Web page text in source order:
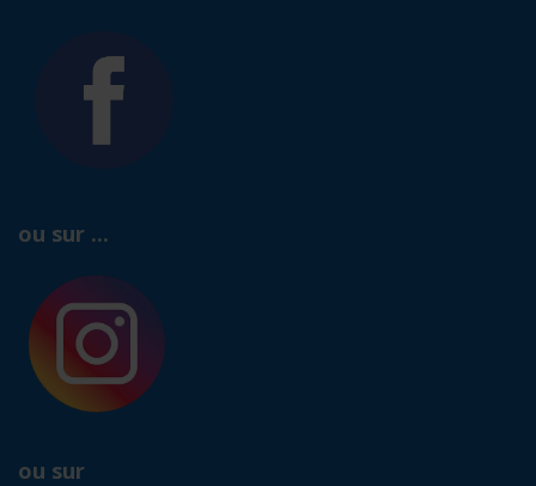
ou sur ...
ou sur